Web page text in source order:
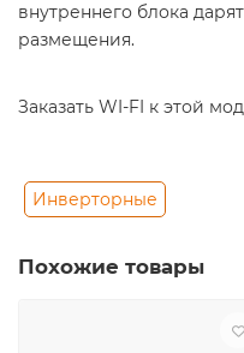
внутреннего блока
размещения.
Заказать WI-FI к этой
Инверторные
Похожие товары